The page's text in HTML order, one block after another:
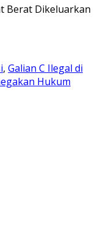
Berat Dikeluarkan
, Galian C Ilegal di
Hukum